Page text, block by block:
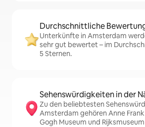
Durchschnittliche
Unterkünfte in Amsterdam
sehr gut bewertet – im
5 Sternen.
Sehenswürdigkeiten in der
Zu den beliebtesten
Amsterdam gehören Anne Frank
Gogh Museum und